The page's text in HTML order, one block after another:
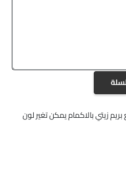
بريم زيتي بالاكمام يمكن تغير لون